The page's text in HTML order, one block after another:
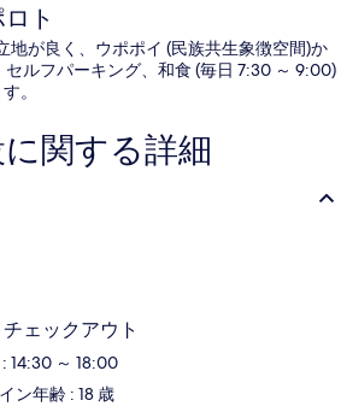
ト
地が良く、ウポポイ (民族共生象徴空間)か
セルフパーキング、和食 (毎日 7:30 ～ 9:00)
。
関する詳細
ェックアウト
14:30 ～ 18:00
ン年齢 : 18 歳